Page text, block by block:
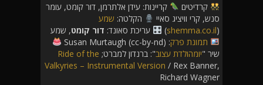
קרדיטים
קריינות: עידן אלתרמן, דור קומט, עומר
סנש, קרי וויציג סאיי
הקלטה: שמע
(
shemma.co.il
) עריכת סאונד: דור קומט, שמע
תמונת פרק: Susan Murtaugh (cc-by-nd)
שיר "יומהולדת עצוב": ברנדון למברט; Ride of the
Valkyries – Instrumental Version / Rex Banner,
Richard Wagner